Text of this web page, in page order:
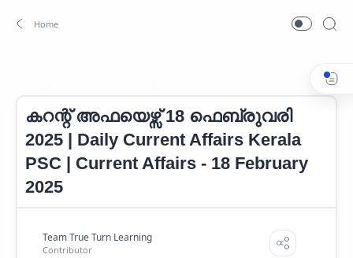
കറന്റ് അഫയെഴ്സ് 18 ഫെബ്രുവരി
2025 | Daily Current Affairs Kerala
PSC | Current Affairs - 18 February
2025